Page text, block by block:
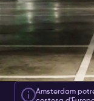
Amsterdam